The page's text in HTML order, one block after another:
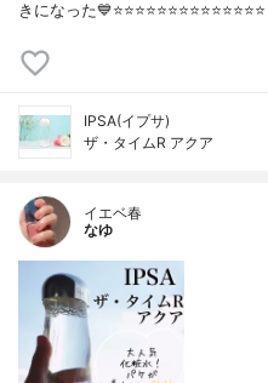
きになった
IPSA(イプサ)
ザ・タイムR アクア
イエベ春
なゆ